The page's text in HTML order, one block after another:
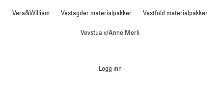
Vera&William Vestagder materialpakker Vestfold materialpakker
Vevstua v/Anne Merli
Logg inn